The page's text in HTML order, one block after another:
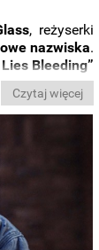
, reżyserki
nazwiska.
Bleeding”
(„Westworld”),
Katy O'Brian
jak „The
Czytaj więcej